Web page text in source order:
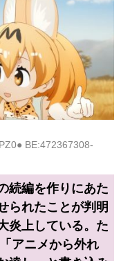
BE:472367308-
続編を作りにあた
られたことが判明
炎上している。た
アニメから外れ